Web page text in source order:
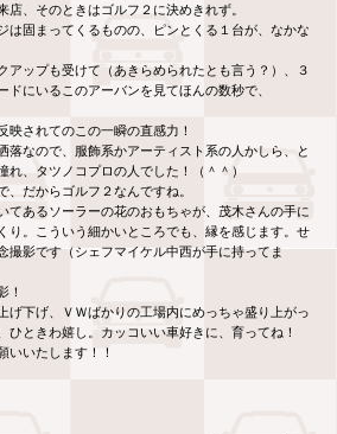
店、そのときはゴルフ２に決めきれず。
は固まってくるものの、ピンとくる１台が、なかな
アップも受けて（あきらめられたとも言う？）、３
ドにいるこのアーバンを見てほんの数秒で、
映されてのこの一瞬の直感力！
落なので、服飾系かアーティスト系の人かしら、と
れ、タツノコプロの人でした！（＾＾）
だからゴルフ２なんですね。
てあるソーラーの花のおもちゃが、茂木さんの手に
り。こういう細かいところでも、縁を感じます。せ
撮影です（シェフマイケル中西が手に持ってま
！
げ下げ、ＶＷばかりの工場内にめっちゃ盛り上がっ
ひときわ嬉し。カッコいい車好きに、育ってね！
いいたします！！